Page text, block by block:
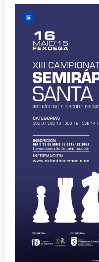
Inscripciones
Rita
2015